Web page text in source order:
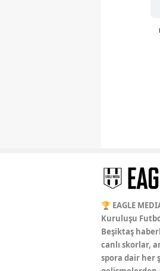
🏆 EAGLE
Kuruluşu
Beşiktaş
canlı skorlar,
spora dair her